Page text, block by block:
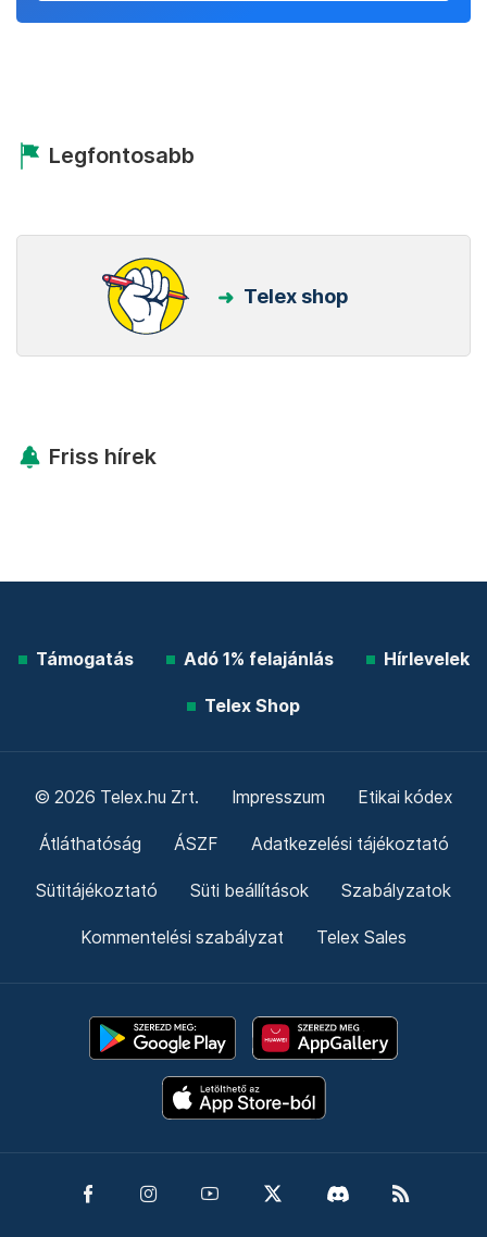
Legfontosabb
Telex shop
Friss hírek
Támogatás Adó 1% felajánlás Hírlevelek
Telex Shop
© 2026 Telex.hu Zrt. Impresszum Etikai kódex
Átláthatóság ÁSZF Adatkezelési tájékoztató
Sütitájékoztató Süti beállítások Szabályzatok
Kommentelési szabályzat Telex Sales